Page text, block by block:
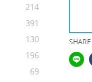
214
391
130
196
69
SHARE